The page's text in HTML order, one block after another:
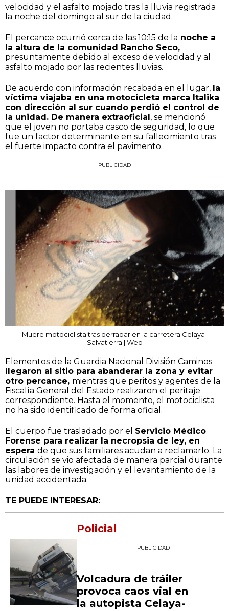
velocidad y el asfalto mojado tras la lluvia registrada
la noche del domingo al sur de la ciudad.
El percance ocurrió cerca de las 10:15 de la noche a
la altura de la comunidad Rancho Seco,
presuntamente debido al exceso de velocidad y al
asfalto mojado por las recientes lluvias.
De acuerdo con información recabada en el lugar, la
víctima viajaba en una motocicleta marca Italika
con dirección al sur cuando perdió el control de
la unidad. De manera extraoficial, se mencionó
que el joven no portaba casco de seguridad, lo que
fue un factor determinante en su fallecimiento tras
el fuerte impacto contra el pavimento.
PUBLICIDAD
Muere motociclista tras derrapar en la carretera Celaya-
Salvatierra | Web
Elementos de la Guardia Nacional División Caminos
llegaron al sitio para abanderar la zona y evitar
otro percance, mientras que peritos y agentes de la
Fiscalía General del Estado realizaron el peritaje
correspondiente. Hasta el momento, el motociclista
no ha sido identificado de forma oficial.
El cuerpo fue trasladado por el Servicio Médico
Forense para realizar la necropsia de ley, en
espera de que sus familiares acudan a reclamarlo. La
circulación se vio afectada de manera parcial durante
las labores de investigación y el levantamiento de la
unidad accidentada.
TE PUEDE INTERESAR:
Policial
PUBLICIDAD
Volcadura de tráiler
provoca caos vial en
la autopista Celaya-